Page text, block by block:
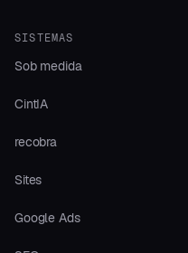
SISTEMAS
Sob medida
CintIA
recobra
Sites
Google Ads